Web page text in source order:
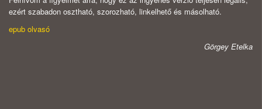
ezért szabadon osztható, szorozható, linkelhető és másolható.
epub olvasó
Görgey Etelka